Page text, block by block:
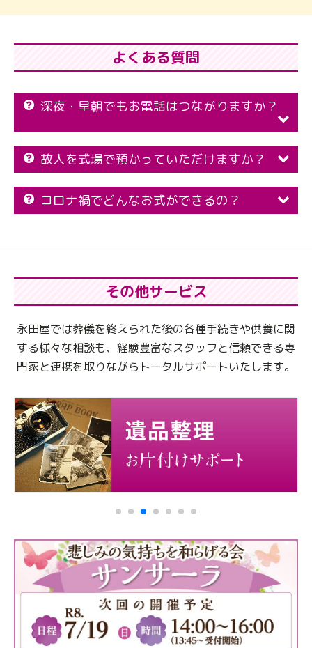
よくある質問
深夜・早朝でもお電話はつながりますか？
故人を式場で預かっていただけますか？
コロナ禍でどんなお式ができるの？
その他サービス
永田屋では葬儀を終えられた後の各種手続きや供養に関
する様々な相談も、 経験豊富なスタッフと信頼できる専
門家と連携を取りながらトータルサポートいたします。